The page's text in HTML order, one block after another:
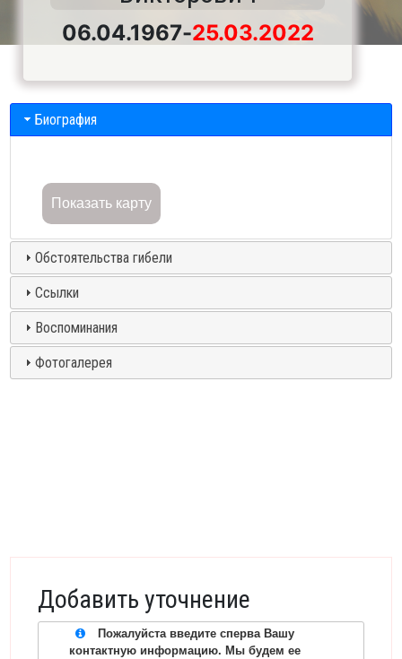
06.04.1967-25.03.2022
Биография
Показать карту
Обстоятельства гибели
Ссылки
Воспоминания
Фотогалерея
Добавить уточнение
Пожалуйста введите сперва Вашу
контактную информацию. Мы будем ее